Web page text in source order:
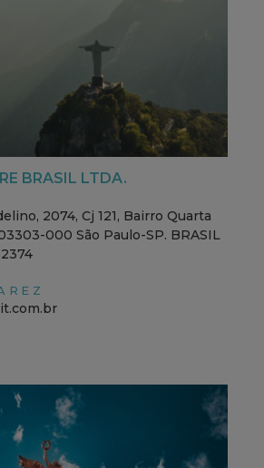
BRASIL LTDA.
2074, Cj 121, Bairro Quarta
000 São Paulo-SP. BRASIL